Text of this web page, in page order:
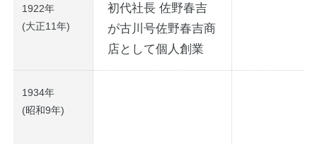
お問い合わせ プライバシーポリシー
1922年
(大正11年)
初代社長 佐野春吉
が古川号佐野春吉商
店として個人創業
1934年
(昭和9年)